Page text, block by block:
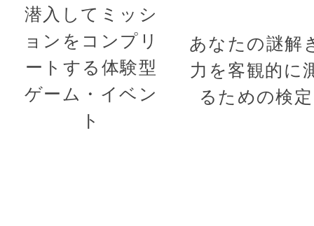
潜入してミッシ
ョンをコンプリ
ートする体験型
ゲーム・イベン
ト
あなたの謎解
力を客観的に
るための検定